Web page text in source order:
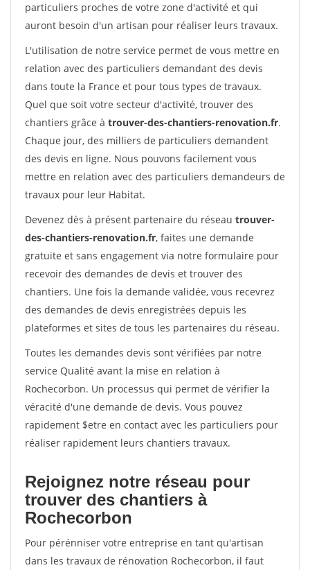
particuliers proches de votre zone d'activité et qui
auront besoin d'un artisan pour réaliser leurs travaux.
L'utilisation de notre service permet de vous mettre en
relation avec des particuliers demandant des devis
dans toute la France et pour tous types de travaux.
Quel que soit votre secteur d'activité, trouver des
chantiers grâce à trouver-des-chantiers-renovation.fr.
Chaque jour, des milliers de particuliers demandent
des devis en ligne. Nous pouvons facilement vous
mettre en relation avec des particuliers demandeurs de
travaux pour leur Habitat.
Devenez dès à présent partenaire du réseau trouver-
des-chantiers-renovation.fr, faites une demande
gratuite et sans engagement via notre formulaire pour
recevoir des demandes de devis et trouver des
chantiers. Une fois la demande validée, vous recevrez
des demandes de devis enregistrées depuis les
plateformes et sites de tous les partenaires du réseau.
Toutes les demandes devis sont vérifiées par notre
service Qualité avant la mise en relation à
Rochecorbon. Un processus qui permet de vérifier la
véracité d'une demande de devis. Vous pouvez
rapidement $etre en contact avec les particuliers pour
réaliser rapidement leurs chantiers travaux.
Rejoignez notre réseau pour
trouver des chantiers à
Rochecorbon
Pour pérénniser votre entreprise en tant qu'artisan
dans les travaux de rénovation Rochecorbon, il faut